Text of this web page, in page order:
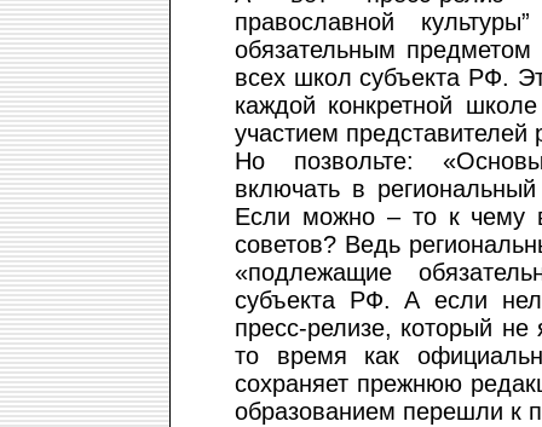
православной
обязательным
всех школ субъекта РФ.
каждой конкретной
участием представителей
Но позвольте:
включать в
Если можно – то к чему
советов? Ведь
«подлежащие
субъекта РФ. А если
пресс-релизе, который
то время как
сохраняет прежнюю
образованием перешли к